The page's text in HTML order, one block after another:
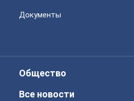
Документы
Общество
Все новости